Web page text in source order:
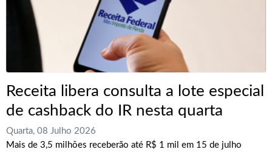
Receita libera consulta a lote especial
de cashback do IR nesta quarta
Quarta, 08 Julho 2026
Mais de 3,5 milhões receberão até R$ 1 mil em 15 de julho